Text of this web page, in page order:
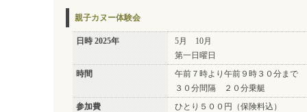
親子カヌー体験会
日時 2025年
5月 10月
第一日曜日
時間
午前７時より午前９時３０分まで
３０分間隔 ２０分乗艇
参加費
ひとり５００円（保険料込）